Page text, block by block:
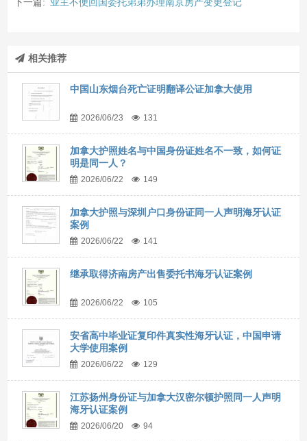
下一篇: 业主不便回国委托弟弟办理南京房产变更登记
相关推荐
中国山东烟台死亡证明翻译公证加拿大使用
2026/06/23 131
加拿大护照姓名与中国身份证姓名不一致，如何证
明是同一人？
2026/06/22 149
加拿大护照与深圳户口身份证同一人声明海牙认证
案例
2026/06/22 141
继承取得济南房产出售委托书海牙认证案例
2026/06/22 105
安省高中毕业证复印件真实性海牙认证，中国申请
大学使用案例
2026/06/22 129
江苏扬州身份证与加拿大汉密尔顿护照同一人声明
海牙认证案例
2026/06/20 94